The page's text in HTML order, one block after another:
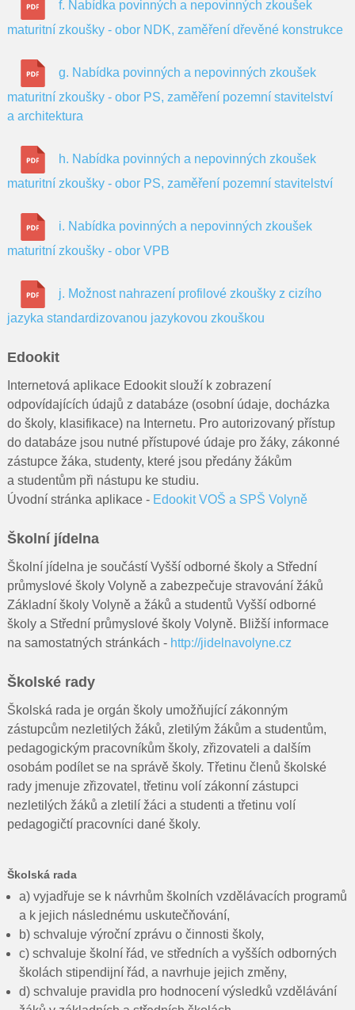
f. Nabídka povinných a nepovinných zkoušek
maturitní zkoušky - obor NDK, zaměření dřevěné konstrukce
g. Nabídka povinných a nepovinných zkoušek
maturitní zkoušky - obor PS, zaměření pozemní stavitelství
a architektura
h. Nabídka povinných a nepovinných zkoušek
maturitní zkoušky - obor PS, zaměření pozemní stavitelství
i. Nabídka povinných a nepovinných zkoušek
maturitní zkoušky - obor VPB
j. Možnost nahrazení profilové zkoušky z cizího
jazyka standardizovanou jazykovou zkouškou
Edookit
Internetová aplikace Edookit slouží k zobrazení
odpovídajících údajů z databáze (osobní údaje, docházka
do školy, klasifikace) na Internetu. Pro autorizovaný přístup
do databáze jsou nutné přístupové údaje pro žáky, zákonné
zástupce žáka, studenty, které jsou předány žákům
a studentům při nástupu ke studiu.
Úvodní stránka aplikace - Edookit VOŠ a SPŠ Volyně
Školní jídelna
Školní jídelna je součástí Vyšší odborné školy a Střední
průmyslové školy Volyně a zabezpečuje stravování žáků
Základní školy Volyně a žáků a studentů Vyšší odborné
školy a Střední průmyslové školy Volyně. Bližší informace
na samostatných stránkách - http://jidelnavolyne.cz
Školské rady
Školská rada je orgán školy umožňující zákonným
zástupcům nezletilých žáků, zletilým žákům a studentům,
pedagogickým pracovníkům školy, zřizovateli a dalším
osobám podílet se na správě školy. Třetinu členů školské
rady jmenuje zřizovatel, třetinu volí zákonní zástupci
nezletilých žáků a zletilí žáci a studenti a třetinu volí
pedagogičtí pracovníci dané školy.
Školská rada
a) vyjadřuje se k návrhům školních vzdělávacích programů
a k jejich následnému uskutečňování,
b) schvaluje výroční zprávu o činnosti školy,
c) schvaluje školní řád, ve středních a vyšších odborných
školách stipendijní řád, a navrhuje jejich změny,
d) schvaluje pravidla pro hodnocení výsledků vzdělávání